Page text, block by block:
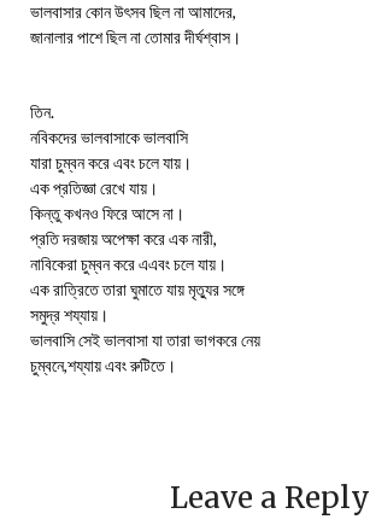
ভালবাসার কোন উৎসব ছিল না আমাদের,
জানালার পাশে ছিল না তোমার দীর্ঘশ্বাস।
তিন.
নবিকদের ভালবাসাকে ভালবাসি
যারা চুম্বন করে এবং চলে যায়।
এক প্রতিজ্ঞা রেখে যায়।
কিন্তু কখনও ফিরে আসে না।
প্রতি দরজায় অপেক্ষা করে এক নারী,
নাবিকেরা চুম্বন করে এএবং চলে যায়।
এক রাত্রিতে তারা ঘুমাতে যায় মৃত্যুর সঙ্গে
সমুদ্র শয্যায়।
ভালবাসি সেই ভালবাসা যা তারা ভাগকরে নেয়
চুম্বনে,শয্যায় এবং রুটিতে।
Leave a Reply